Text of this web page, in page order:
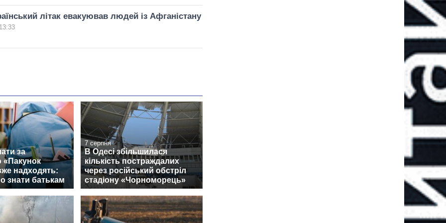
літак евакуював людей із Афганістану
за
надходять:
знати батькам
7 серпня
В Одесі збільшилася
кількість постраждалих
через російський обстріл
стадіону «Чорноморець»